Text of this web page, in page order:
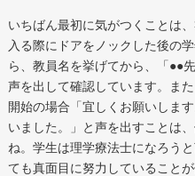
いちばん最初に気がつくことは
入る際にドアをノックした後の
ら、教員名を挙げてから、「●●
声を出して確認しています。ま
開始の場合「宜しくお願いしま
いました。」と声を出すことは
ね。学生は理学療法士になろう
ても真面目に努力していることが